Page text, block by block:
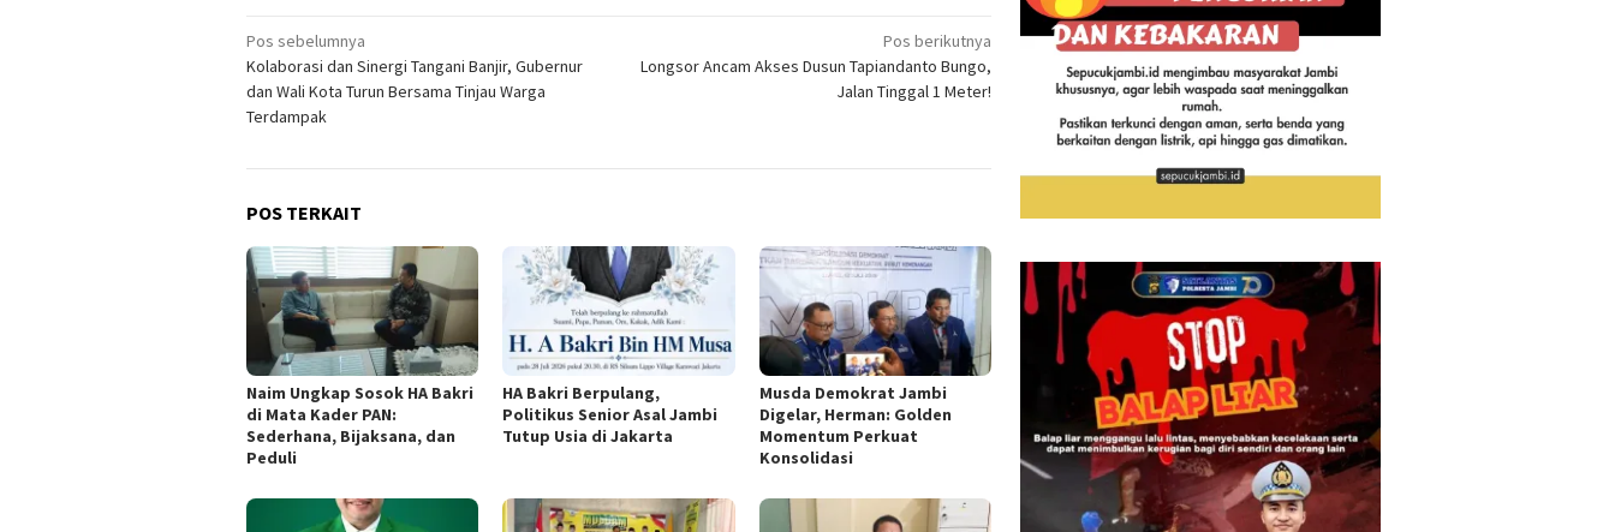
Navigasi
pos
Pos sebelumnya
Kolaborasi dan Sinergi Tangani Banjir, Gubernur
dan Wali Kota Turun Bersama Tinjau Warga
Terdampak
Pos berikutnya
Longsor Ancam Akses Dusun Tapiandanto Bungo,
Jalan Tinggal 1 Meter!
POS TERKAIT
Naim Ungkap Sosok HA Bakri
di Mata Kader PAN:
Sederhana, Bijaksana, dan
Peduli
HA Bakri Berpulang,
Politikus Senior Asal Jambi
Tutup Usia di Jakarta
Musda Demokrat Jambi
Digelar, Herman: Golden
Momentum Perkuat
Konsolidasi